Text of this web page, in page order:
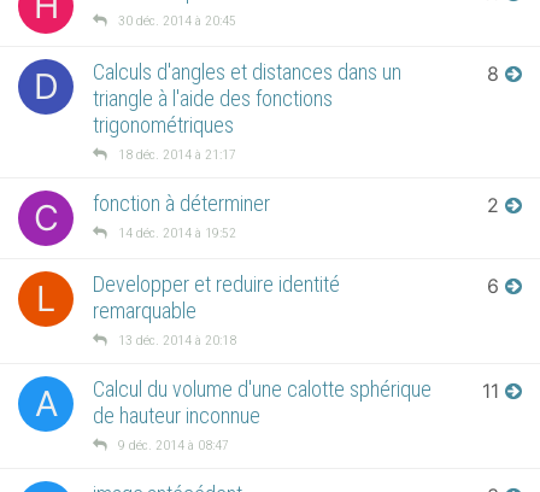
30 déc. 2014 à 20:45
D
Calculs d'angles et distances dans un
triangle à l'aide des fonctions
trigonométriques
18 déc. 2014 à 21:17
8
C fonction à déterminer
14 déc. 2014 à 19:52
2
L
Developper et reduire identité
remarquable
13 déc. 2014 à 20:18
6
A
Calcul du volume d'une calotte sphérique
de hauteur inconnue
9 déc. 2014 à 08:47
11